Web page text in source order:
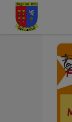
Contenu